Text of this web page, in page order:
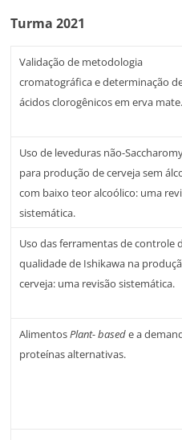
Turma 2021
Validação de metodologia
cromatográfica e determinação
ácidos clorogênicos em erva mate.
Uso de leveduras não-
para produção de cerveja sem
com baixo teor alcoólico: uma
sistemática.
Uso das ferramentas de controle
qualidade de Ishikawa na
cerveja: uma revisão sistemática.
AlimentosPlant- basede a
proteínas alternativas.